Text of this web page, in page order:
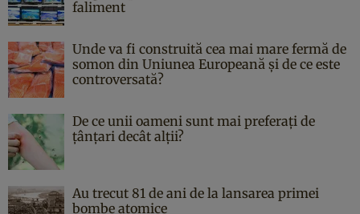
faliment
Unde va fi construită cea mai mare fermă de
somon din Uniunea Europeană și de ce este
controversată?
De ce unii oameni sunt mai preferați de
țânțari decât alții?
Au trecut 81 de ani de la lansarea primei
bombe atomice